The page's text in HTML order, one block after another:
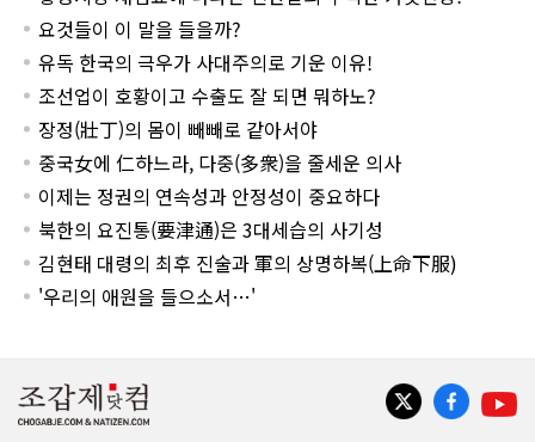
요것들이 이 말을 들을까?
유독 한국의 극우가 사대주의로 기운 이유!
조선업이 호황이고 수출도 잘 되면 뭐하노?
장정(壯丁)의 몸이 빼빼로 같아서야
중국女에 仁하느라, 다중(多衆)을 줄세운 의사
이제는 정권의 연속성과 안정성이 중요하다
북한의 요진통(要津通)은 3대세습의 사기성
김현태 대령의 최후 진술과 軍의 상명하복(上命下服)
'우리의 애원을 들으소서…'